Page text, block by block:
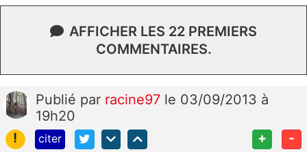
AFFICHER LES 22 PREMIERS
COMMENTAIRES.
Publié par racine97 le 03/09/2013 à
19h20
!
citer + -